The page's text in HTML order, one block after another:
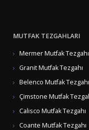
MUTFAK TEZGAHLARI
Mermer Mutfak Tezgahı
Granit Mutfak Tezgahı
Belenco Mutfak Tezgahı
Çimstone Mutfak
Calisco Mutfak Tezgahı
Coante Mutfak Tezgahı